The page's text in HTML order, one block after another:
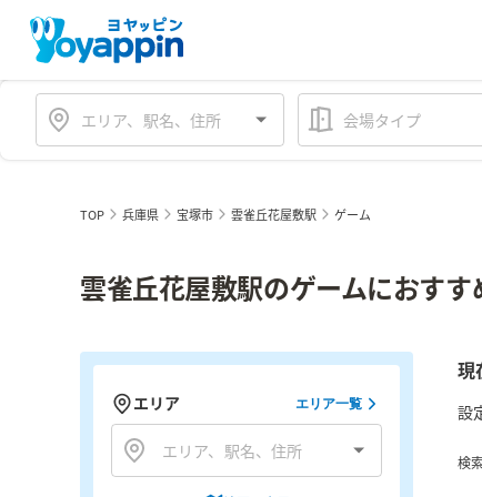
会場タイプ
TOP 兵庫県 宝塚市 雲雀丘花屋敷駅 ゲーム
雲雀丘花屋敷駅のゲームにおす
現
設
検
エリア エリア一覧